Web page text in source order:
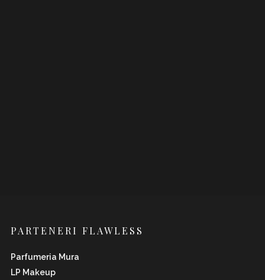
PARTENERI FLAWLESS
Parfumeria Mura
LP Makeup